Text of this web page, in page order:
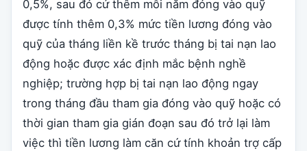
0,5%, sau đó cứ thêm mỗi năm đóng vào quỹ
được tính thêm 0,3% mức tiền lương đóng vào
quỹ của tháng liền kề trước tháng bị tai nạn lao
động hoặc được xác định mắc bệnh nghề
nghiệp; trường hợp bị tai nạn lao động ngay
trong tháng đầu tham gia đóng vào quỹ hoặc có
thời gian tham gia gián đoạn sau đó trở lại làm
việc thì tiền lương làm căn cứ tính khoản trợ cấp